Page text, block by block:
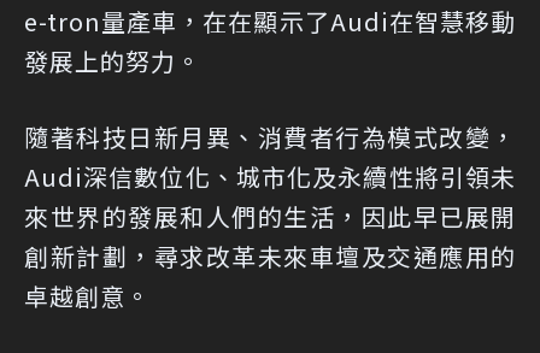
e-tron量產車，在在顯示了Audi在智慧移動
發展上的努力。
隨著科技日新月異、消費者行為模式改變，
Audi深信數位化、城市化及永續性將引領未
來世界的發展和人們的生活，因此早已展開
創新計劃，尋求改革未來車壇及交通應用的
卓越創意。